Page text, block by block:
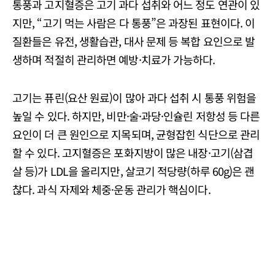
통풍과 고지혈증은 고기 과다 섭취와 어느 정도 연관이 있
지만, “고기 먹는 사람은 다 통풍”은 과장된 표현이다. 이
질환들은 유전, 생활습관, 대사 문제 등 복합 요인으로 발
생하며 적절히 관리하면 예방·치료가 가능하다.
고기는 퓨린(요산 원료)이 많아 과다 섭취 시 통풍 위험을
높일 수 있다. 하지만, 비만·술·과당·인슐린 저항성 등 다른
요인이 더 큰 원인으로 지목되며, 균형잡힌 식단으로 관리
할 수 있다. 고지혈증은 포화지방이 많은 내장·고기(삼겹
살 등)가 LDL을 올리지만, 살코기 적당량(하루 60g)은 괜
찮다. 과식 자제와 체중·운동 관리가 핵심이다.